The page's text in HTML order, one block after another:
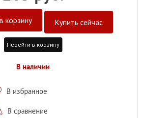
корзину Купить сейчас
Перейти в корзину
В наличии
В избранное
В сравнение